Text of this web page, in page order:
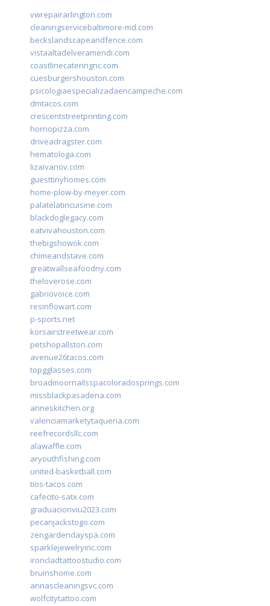
vwrepairarlington.com
cleaningservicebaltimore-md.com
beckslandscapeandfence.com
vistaaltadelveramendi.com
coastlinecateringnc.com
cuesburgershouston.com
psicologiaespecializadaencampeche.com
dmtacos.com
crescentstreetprinting.com
hornopizza.com
driveadragster.com
hematologa.com
lizaivanov.com
guesttinyhomes.com
home-plow-by-meyer.com
palatelatincuisine.com
blackdoglegacy.com
eatvivahouston.com
thebigshowok.com
chimeandstave.com
greatwallseafoodny.com
theloverose.com
gabriovoice.com
resinflowart.com
p-sports.net
korsairstreetwear.com
petshopallston.com
avenue26tacos.com
topgglasses.com
broadmoornailsspacoloradosprings.com
missblackpasadena.com
anneskitchen.org
valenciamarketytaqueria.com
reefrecordsllc.com
alawaffle.com
aryouthfishing.com
united-basketball.com
tios-tacos.com
cafecito-satx.com
graduacionviu2023.com
pecanjackstogo.com
zengardendayspa.com
sparklejewelryinc.com
ironcladtattoostudio.com
bruinshome.com
annascleaningsvc.com
wolfcitytattoo.com